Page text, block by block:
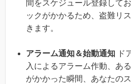
間をスケジュール登録して
ックがかかるため、盗難リ
きます。
アラーム通知＆始動通知 ド
入によるアラーム作動、あ
がかかった瞬間、あなたの